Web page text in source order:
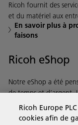
Ricoh fournit des
et du matériel aux
En savoir plus à
faisons
Ricoh eShop
Notre eShop a été
de temps et d’argent.
Ricoh est on ne peut
Ricoh Europe
cookies afin de